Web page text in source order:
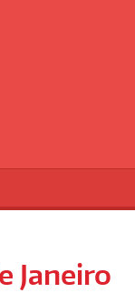
Janeiro